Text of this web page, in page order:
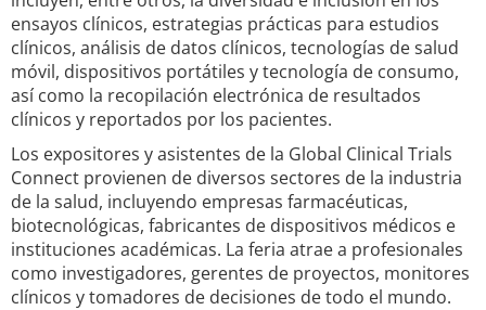
ensayos clínicos, estrategias prácticas para estudios
clínicos, análisis de datos clínicos, tecnologías de salud
móvil, dispositivos portátiles y tecnología de consumo,
así como la recopilación electrónica de resultados
clínicos y reportados por los pacientes.
Los expositores y asistentes de la Global Clinical Trials
Connect provienen de diversos sectores de la industria
de la salud, incluyendo empresas farmacéuticas,
biotecnológicas, fabricantes de dispositivos médicos e
instituciones académicas. La feria atrae a profesionales
como investigadores, gerentes de proyectos, monitores
clínicos y tomadores de decisiones de todo el mundo.